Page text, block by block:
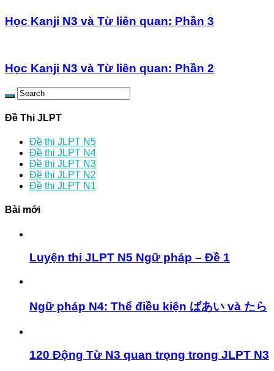
Học Kanji N3 và Từ liên quan: Phần 3
Học Kanji N3 và Từ liên quan: Phần 2
Đề Thi JLPT
Đề thi JLPT N5
Đề thi JLPT N4
Đề thi JLPT N3
Đề thi JLPT N2
Đề thi JLPT N1
Bài mới
Luyện thi JLPT N5 Ngữ pháp – Đề 1
Ngữ pháp N4: Thể điều kiện ばあい và たら
120 Động Từ N3 quan trọng trong JLPT N3